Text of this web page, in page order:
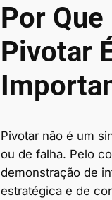
Por Que
Pivotar
Pivotar não é um
ou de falha. Pelo
demonstração de
estratégica e de